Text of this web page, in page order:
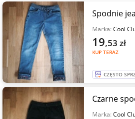
Spodnie
Marka:Cool
KUP TERAZ
19,53 zł
CZĘSTO
Czarne
Marka:Cool